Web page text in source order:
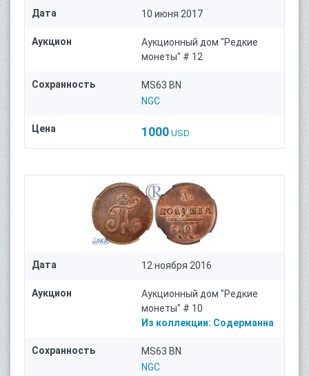
Дата 10 июня 2017
Аукцион
Аукционный дом "Редкие
монеты" # 12
Сохранность
MS63 BN
NGC
Цена 1000 USD
Дата 12 ноября 2016
Аукцион
Аукционный дом "Редкие
монеты" # 10
Из коллекции: Содерманна
Сохранность
MS63 BN
NGC